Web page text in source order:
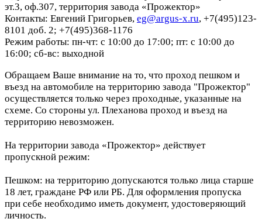
эт.3, оф.307, территория завода «Прожектор»
Контакты: Евгений Григорьев, eg@argus-x.ru, +7(495)123-
8101 доб. 2; +7(495)368-1176
Режим работы: пн-чт: с 10:00 до 17:00; пт: с 10:00 до
16:00; сб-вс: выходной
Обращаем Ваше внимание на то, что проход пешком и
въезд на автомобиле на территорию завода "Прожектор"
осуществляется только через проходные, указанные на
схеме. Со стороны ул. Плеханова проход и въезд на
территорию невозможен.
На территории завода «Прожектор» действует
пропускной режим:
Пешком: на территорию допускаются только лица старше
18 лет, граждане РФ или РБ. Для оформления пропуска
при себе необходимо иметь документ, удостоверяющий
личность.